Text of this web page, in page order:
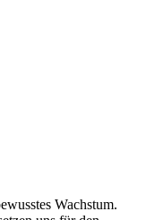
Wachstum.